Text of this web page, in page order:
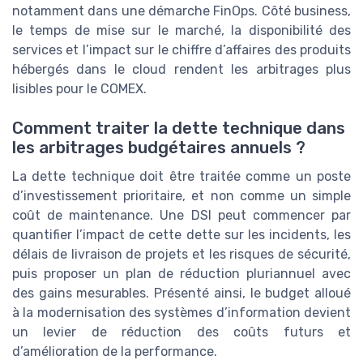
notamment dans une démarche FinOps. Côté business,
le temps de mise sur le marché, la disponibilité des
services et l’impact sur le chiffre d’affaires des produits
hébergés dans le cloud rendent les arbitrages plus
lisibles pour le COMEX.
Comment traiter la dette technique dans
les arbitrages budgétaires annuels ?
La dette technique doit être traitée comme un poste
d’investissement prioritaire, et non comme un simple
coût de maintenance. Une DSI peut commencer par
quantifier l’impact de cette dette sur les incidents, les
délais de livraison de projets et les risques de sécurité,
puis proposer un plan de réduction pluriannuel avec
des gains mesurables. Présenté ainsi, le budget alloué
à la modernisation des systèmes d’information devient
un levier de réduction des coûts futurs et
d’amélioration de la performance.